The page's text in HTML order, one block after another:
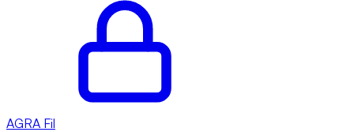
AGRA Fil